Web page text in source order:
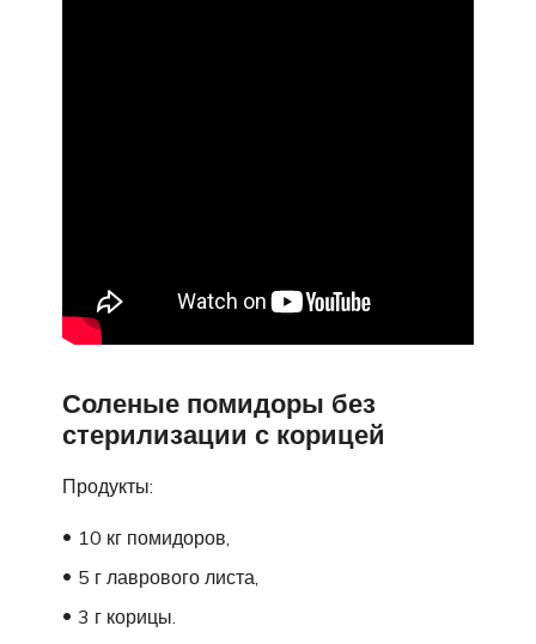
Соленые помидоры без
стерилизации с корицей
Продукты:
10 кг помидоров,
5 г лаврового листа,
3 г корицы.